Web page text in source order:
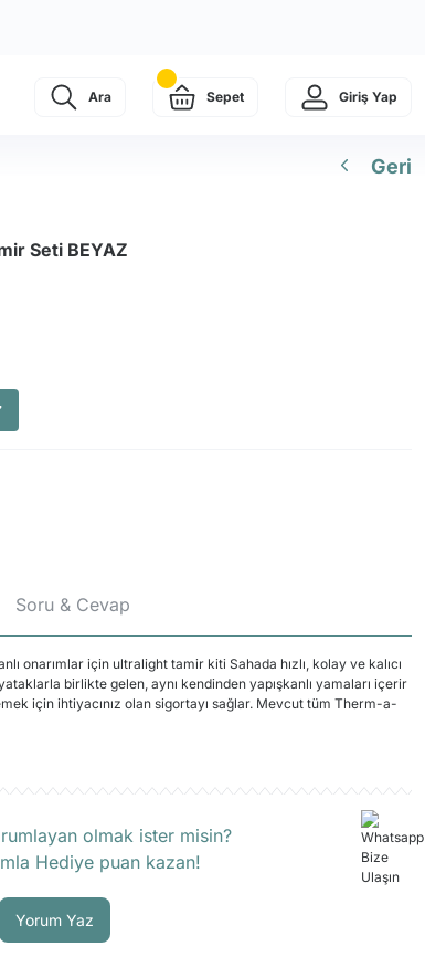
Ara Sepet Giriş Yap
Geri
Seti BEYAZ
Soru & Cevap
onarımlar için ultralight tamir kiti Sahada hızlı, kolay ve kalıcı
birlikte gelen, aynı kendinden yapışkanlı yamaları içerir
için ihtiyacınız olan sigortayı sağlar. Mevcut tüm Therm-a-
olmak ister misin?
Hediye puan kazan!
Yorum Yaz